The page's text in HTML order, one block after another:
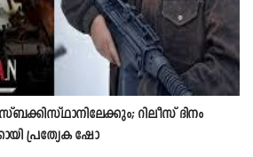
റിലീസ് ദിനം
പ്രത്യേക ഷോ